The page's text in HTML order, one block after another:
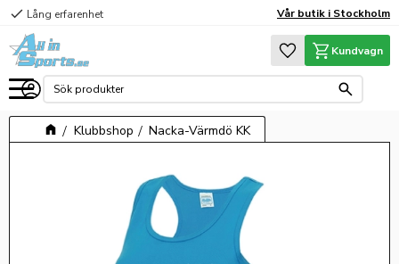
Meny
check Lång erfarenhet Vår butik i Stockholm
Favoriter
Kundvagn
Klubbshop Nacka-Värmdö KK